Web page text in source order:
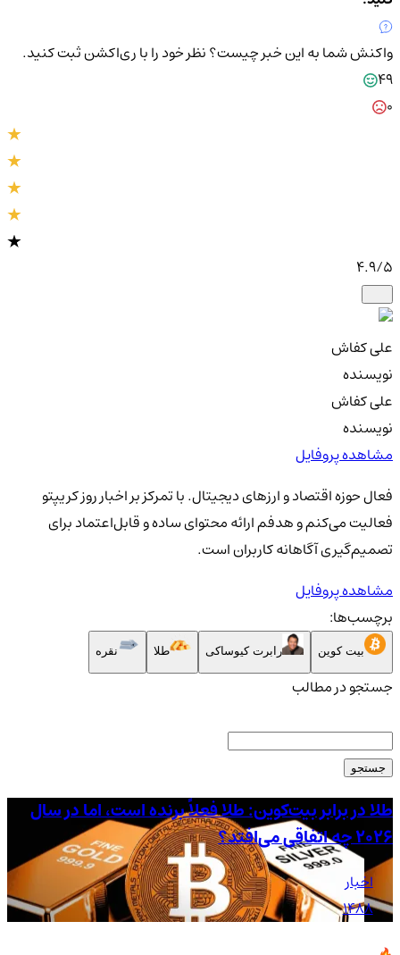
واکنش شما به این خبر چیست؟نظر خود را با ری‌اکشن ثبت کنید.
49
4.9/5
علی کفاش
نویسنده
علی کفاش
نویسنده
مشاهده پروفایل
فعال حوزه اقتصاد و ارزهای دیجیتال. با تمرکز بر اخبار روز کریپتو
فعالیت می‌کنم و هدفم ارائه محتوای ساده و قابل‌اعتماد برای
تصمیم‌گیری آگاهانه کاربران است.
مشاهده پروفایل
برچسب‌ها:
بیت کوین رابرت کیوساکی طلا نقره
جستجو در مطالب
جستجو
طلا در برابر بیت‌کوین: طلا فعلاً برنده است، اما در سال
۲۰۲۶ چه اتفاقی می‌افتد؟
اخبار
1488